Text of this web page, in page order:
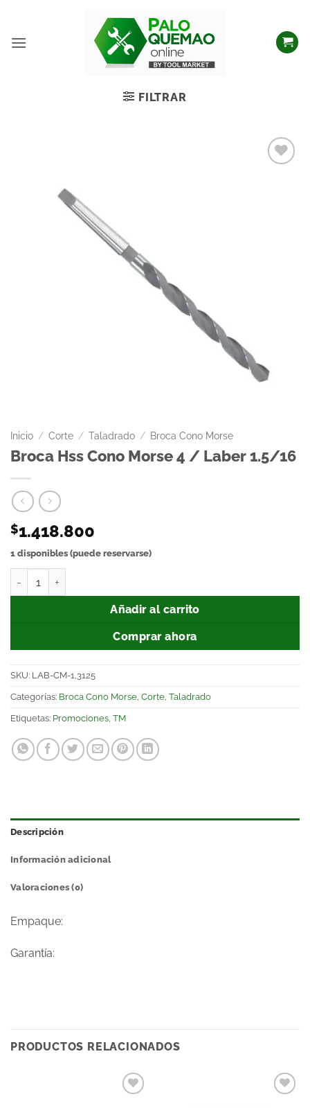
FILTRAR
Inicio / Corte / Taladrado / Broca Cono Morse
Broca Hss Cono Morse 4 / Laber 1.5/16
$1.418.800
1 disponibles (puede reservarse)
Añadir al carrito
Comprar ahora
SKU: LAB-CM-1,3125
Categorías: Broca Cono Morse, Corte, Taladrado
Etiquetas: Promociones, TM
Descripción
Información adicional
Valoraciones (0)
Empaque:
Garantía:
PRODUCTOS RELACIONADOS